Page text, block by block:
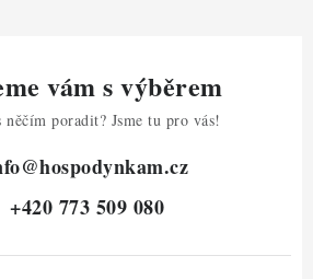
vám s výběrem
něčím poradit? Jsme tu pro vás!
@hospodynkam.cz
+420 773 509 080